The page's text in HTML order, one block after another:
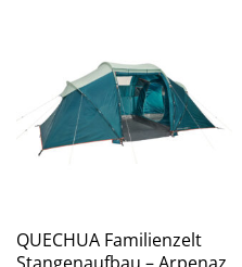
QUECHUA Familienzelt